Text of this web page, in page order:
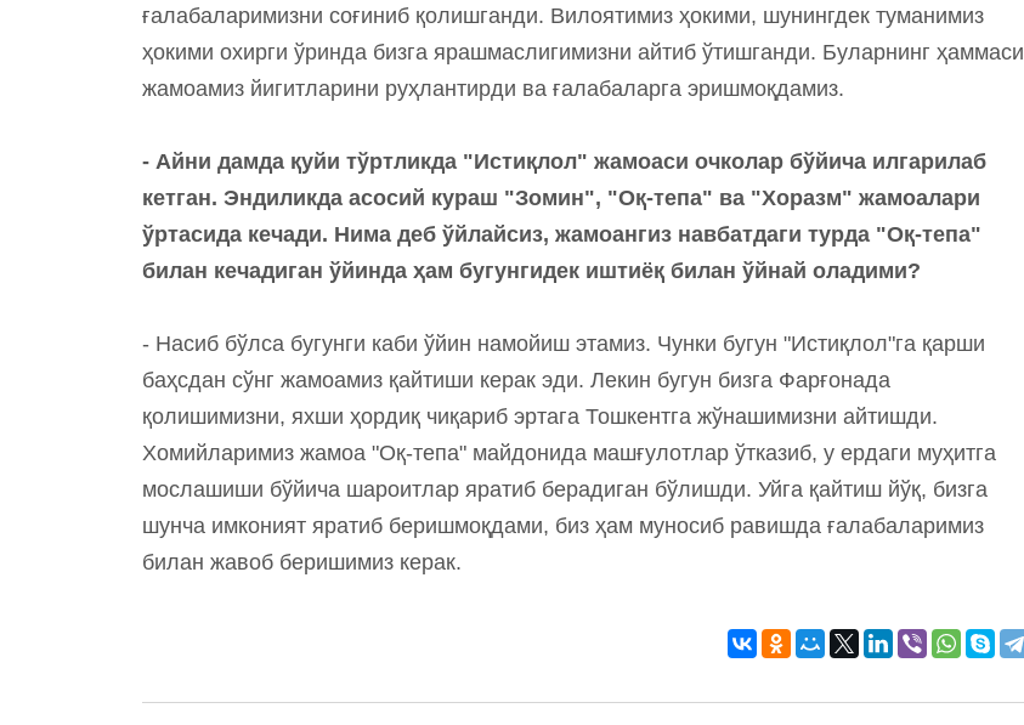
ғалабаларимизни соғиниб қолишганди. Вилоятимиз ҳокими, шунингдек туманимиз
ҳокими охирги ўринда бизга ярашмаслигимизни айтиб ўтишганди. Буларнинг ҳаммаси
жамоамиз йигитларини руҳлантирди ва ғалабаларга эришмоқдамиз.
- Айни дамда қуйи тўртликда "Истиқлол" жамоаси очколар бўйича илгарилаб
кетган. Эндиликда асосий кураш "Зомин", "Оқ-тепа" ва "Хоразм" жамоалари
ўртасида кечади. Нима деб ўйлайсиз, жамоангиз навбатдаги турда "Оқ-тепа"
билан кечадиган ўйинда ҳам бугунгидек иштиёқ билан ўйнай оладими?
- Насиб бўлса бугунги каби ўйин намойиш этамиз. Чунки бугун "Истиқлол"га қарши
баҳсдан сўнг жамоамиз қайтиши керак эди. Лекин бугун бизга Фарғонада
қолишимизни, яхши ҳордиқ чиқариб эртага Тошкентга жўнашимизни айтишди.
Хомийларимиз жамоа "Оқ-тепа" майдонида машғулотлар ўтказиб, у ердаги муҳитга
мослашиши бўйича шароитлар яратиб берадиган бўлишди. Уйга қайтиш йўқ, бизга
шунча имконият яратиб беришмоқдами, биз ҳам муносиб равишда ғалабаларимиз
билан жавоб беришимиз керак.